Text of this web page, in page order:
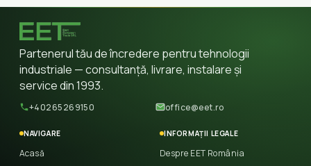
Partenerul tău de încredere pentru tehnologii
industriale — consultanță, livrare, instalare și
service din 1993.
+40265269150 office@eet.ro
NAVIGARE
Acasă
INFORMAȚII LEGALE
Despre EET România